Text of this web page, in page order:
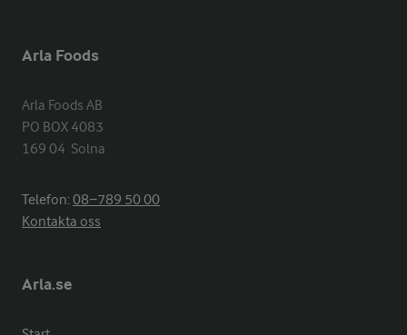
Arla Foods
Arla Foods AB
PO BOX 4083
169 04  Solna
Telefon:08−789 50 00
Kontakta oss
Arla.se